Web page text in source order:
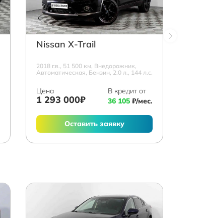
Nissan X-Trail
2018 г.в., 51 500 км, Внедорожник,
Автоматическая, Бензин, 2.0 л., 144 л.с.
Цена
1 293 000₽
В кредит от
36 105 ₽/мес.
Оставить заявку